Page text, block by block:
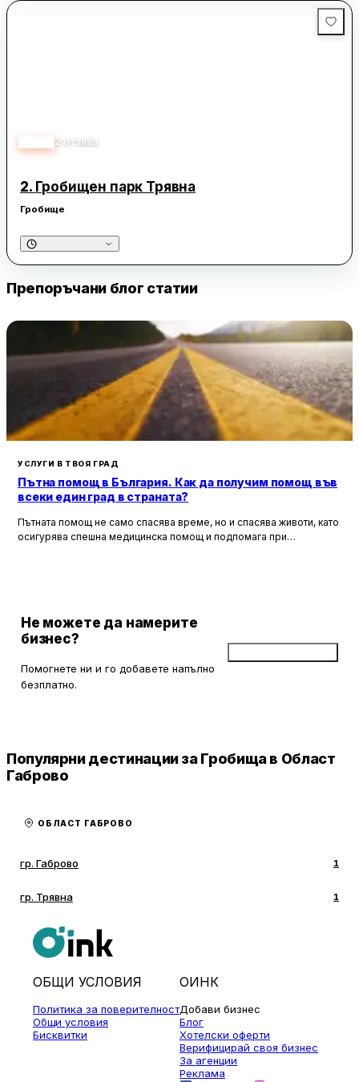
2 отзива
2. Гробищен парк Трявна
Гробище
Препоръчани блог статии
УСЛУГИ В ТВОЯ ГРАД
Пътна помощ в България. Как да получим помощ във
всеки един град в страната?
Пътната помощ не само спасява време, но и спасява животи, като
осигурява спешна медицинска помощ и подпомага при
Не можете да намерите
бизнес?
Помогнете ни и го добавете напълно
безплатно.
Популярни дестинации за Гробища в Област
Габрово
ОБЛАСТ ГАБРОВО
гр. Габрово 1
гр. Трявна 1
ОБЩИ УСЛОВИЯ
Политика за поверителност
Общи условия
Бисквитки
ОИНК
Добави бизнес
Блог
Хотелски оферти
Верифицирай своя бизнес
За агенции
Реклама